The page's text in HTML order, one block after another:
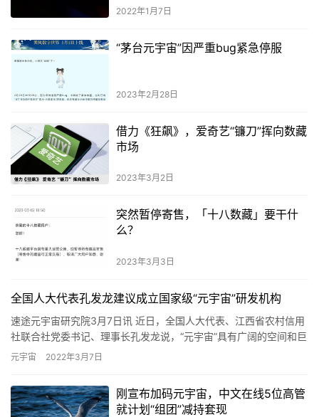
2022年1月7日
“茅台元宇宙”因严重bug紧急停服
2023年2月28日
借力《狂飙》，爱奇艺“镰刀”挥向数藏
市场
2023年3月2日
突然暂停寄售，「十八数藏」要干什
么？
2023年3月3日
全国人大代表孔发龙建议成立国家级“元宇宙”研发机构
速途元宇宙研究院3月7日讯 近日，全国人大代表、江西省农村信用
社联合社党委书记、理事长孔发龙说，“元宇宙”具有广阔的空间和巨
大的潜力，已经成为数字经济发展的重要依托和关键赛道。哪个…
元宇宙 2022年3月7日
刚宣布加码元宇宙，中文在线5位高管
就计划“组团”减持套现